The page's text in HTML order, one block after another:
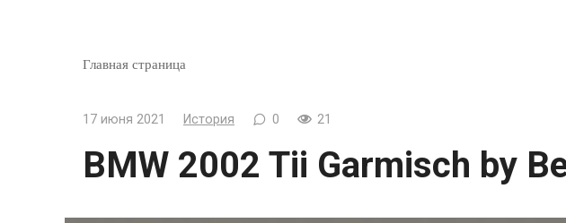
Главная страница
17 июня 2021 История 0 21
BMW 2002 Tii Garmisch by